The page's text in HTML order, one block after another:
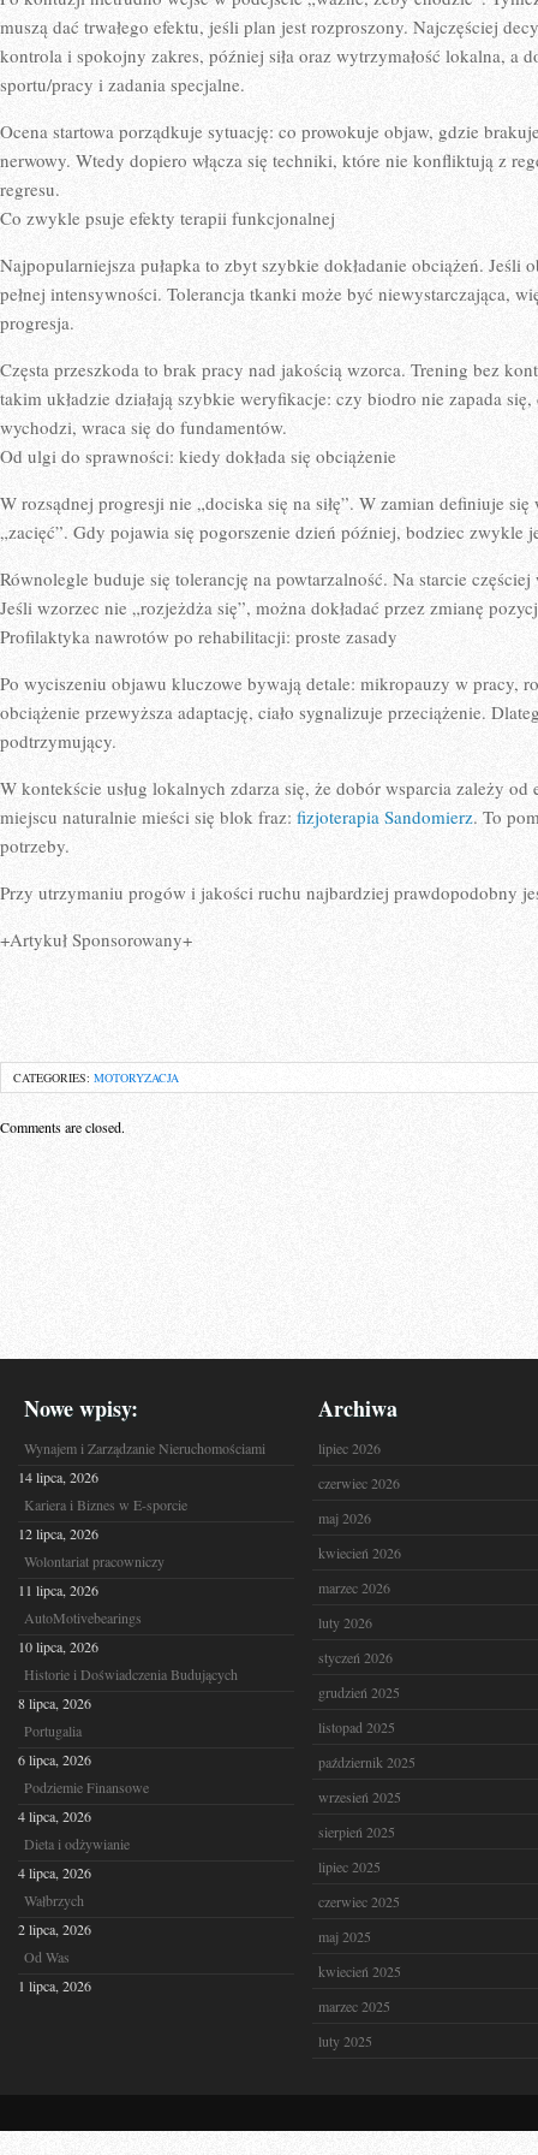
WYMAGA
SZYBKIEJ
REAKCJI
ZAWSZE
ZNACZY
muszą dać trwałego efektu, jeśli plan jest rozproszony. Najczęściej
kontrola i spokojny zakres, później siła oraz wytrzymałość lokalna, a
sportu/pracy i zadania specjalne.
Ocena startowa porządkuje sytuację: co prowokuje objaw, gdzie
nerwowy. Wtedy dopiero włącza się techniki, które nie konfliktują z
regresu.
Co zwykle psuje efekty terapii funkcjonalnej
Najpopularniejsza pułapka to zbyt szybkie dokładanie obciążeń. Jeśli
pełnej intensywności. Tolerancja tkanki może być niewystarczająca,
progresja.
Częsta przeszkoda to brak pracy nad jakością wzorca. Trening bez
takim układzie działają szybkie weryfikacje: czy biodro nie zapada
wychodzi, wraca się do fundamentów.
Od ulgi do sprawności: kiedy dokłada się obciążenie
W rozsądnej progresji nie „dociska się na siłę”. W zamian definiuje
„zacięć”. Gdy pojawia się pogorszenie dzień później, bodziec zwykle
Równolegle buduje się tolerancję na powtarzalność. Na starcie
Jeśli wzorzec nie „rozjeżdża się”, można dokładać przez zmianę
Profilaktyka nawrotów po rehabilitacji: proste zasady
Po wyciszeniu objawu kluczowe bywają detale: mikropauzy w pracy,
obciążenie przewyższa adaptację, ciało sygnalizuje przeciążenie.
podtrzymujący.
W kontekście usług lokalnych zdarza się, że dobór wsparcia zależy
miejscu naturalnie mieści się blok fraz: fizjoterapia Sandomierz. To
potrzeby.
Przy utrzymaniu progów i jakości ruchu najbardziej prawdopodobny
+Artykuł Sponsorowany+
CATEGORIES: MOTORYZACJA
Comments are closed.
Nowe wpisy:
Wynajem i Zarządzanie Nieruchomościami
14 lipca, 2026
Kariera i Biznes w E-sporcie
12 lipca, 2026
Wolontariat pracowniczy
11 lipca, 2026
AutoMotivebearings
10 lipca, 2026
Historie i Doświadczenia Budujących
8 lipca, 2026
Portugalia
6 lipca, 2026
Podziemie Finansowe
4 lipca, 2026
Dieta i odżywianie
4 lipca, 2026
Wałbrzych
2 lipca, 2026
Od Was
1 lipca, 2026
Archiwa
lipiec 2026
czerwiec 2026
maj 2026
kwiecień 2026
marzec 2026
luty 2026
styczeń 2026
grudzień 2025
listopad 2025
październik 2025
wrzesień 2025
sierpień 2025
lipiec 2025
czerwiec 2025
maj 2025
kwiecień 2025
marzec 2025
luty 2025